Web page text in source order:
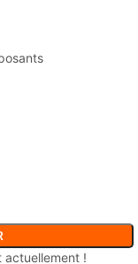
actuellement !